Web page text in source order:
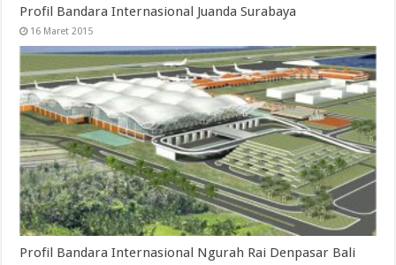
Profil Bandara Internasional Juanda Surabaya
16 Maret 2015
Profil Bandara Internasional Ngurah Rai Denpasar Bali